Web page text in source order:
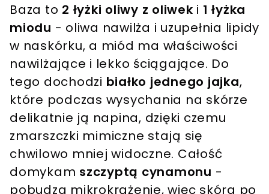
Baza to 2 łyżki oliwy z oliwek i 1 łyżka
miodu - oliwa nawilża i uzupełnia lipidy
w naskórku, a miód ma właściwości
nawilżające i lekko ściągające. Do
tego dochodzi białko jednego jajka,
które podczas wysychania na skórze
delikatnie ją napina, dzięki czemu
zmarszczki mimiczne stają się
chwilowo mniej widoczne. Całość
domykam szczyptą cynamonu -
pobudza mikrokrążenie, więc skóra po